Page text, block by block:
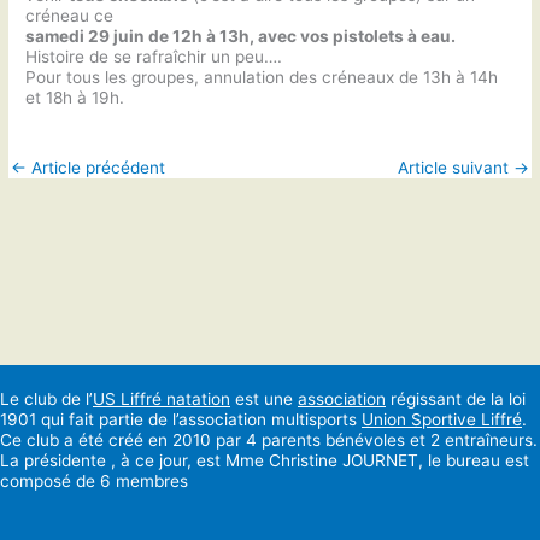
créneau ce
samedi 29 juin de 12h à 13h, avec vos pistolets à eau.
Histoire de se rafraîchir un peu….
Pour tous les groupes, annulation des créneaux de 13h à 14h
et 18h à 19h.
← Article précédent Article suivant →
Le club de l’US Liffré natation est une association régissant de la loi
1901 qui fait partie de l’association multisports Union Sportive Liffré.
Ce club a été créé en 2010 par 4 parents bénévoles et 2 entraîneurs.
La présidente , à ce jour, est Mme Christine JOURNET, le bureau est
composé de 6 membres